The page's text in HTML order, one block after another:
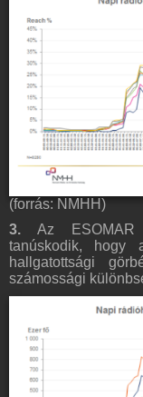
(forrás: NMHH)
3. Az ESOMAR
tanúskodik, hogy
hallgatottsági
számossági